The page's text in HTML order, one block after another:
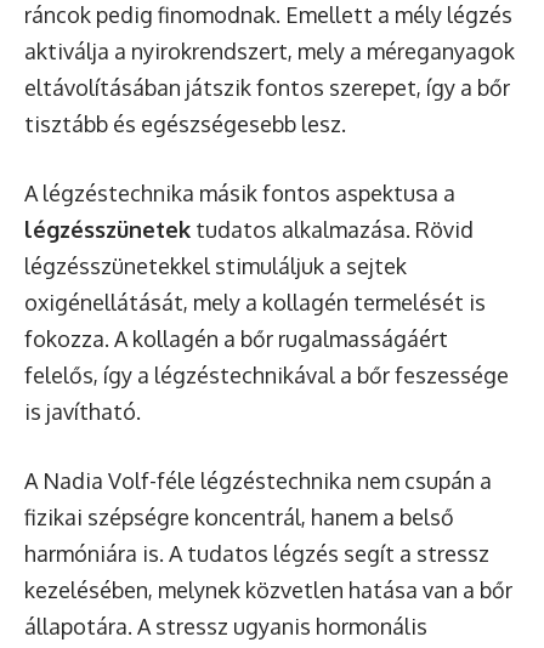
ráncok pedig finomodnak. Emellett a mély légzés
aktiválja a nyirokrendszert, mely a méreganyagok
eltávolításában játszik fontos szerepet, így a bőr
tisztább és egészségesebb lesz.
A légzéstechnika másik fontos aspektusa a
légzésszünetek tudatos alkalmazása. Rövid
légzésszünetekkel stimuláljuk a sejtek
oxigénellátását, mely a kollagén termelését is
fokozza. A kollagén a bőr rugalmasságáért
felelős, így a légzéstechnikával a bőr feszessége
is javítható.
A Nadia Volf-féle légzéstechnika nem csupán a
fizikai szépségre koncentrál, hanem a belső
harmóniára is. A tudatos légzés segít a stressz
kezelésében, melynek közvetlen hatása van a bőr
állapotára. A stressz ugyanis hormonális